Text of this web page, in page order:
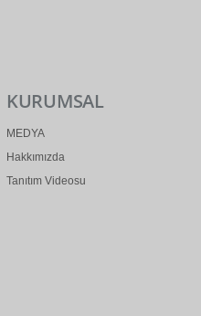
KURUMSAL
MEDYA
Hakkımızda
Tanıtım Videosu